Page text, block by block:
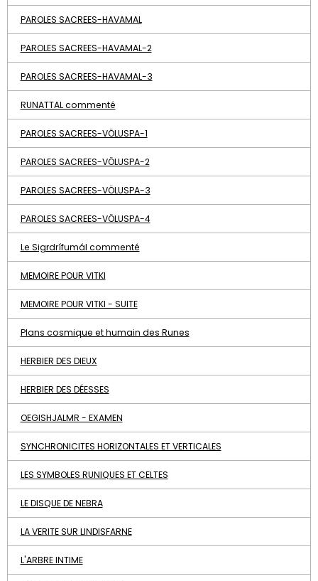
PAROLES SACREES-HAVAMAL
PAROLES SACREES-HAVAMAL-2
PAROLES SACREES-HAVAMAL-3
RUNATTAL commenté
PAROLES SACREES-VÖLUSPA-1
PAROLES SACREES-VÖLUSPA-2
PAROLES SACREES-VÖLUSPA-3
PAROLES SACREES-VÖLUSPA-4
Le Sigrdrífumál commenté
MEMOIRE POUR VITKI
MEMOIRE POUR VITKI - SUITE
Plans cosmique et humain des Runes
HERBIER DES DIEUX
HERBIER DES DÉESSES
OEGISHJALMR - EXAMEN
SYNCHRONICITES HORIZONTALES ET VERTICALES
LES SYMBOLES RUNIQUES ET CELTES
LE DISQUE DE NEBRA
LA VERITE SUR LINDISFARNE
L'ARBRE INTIME